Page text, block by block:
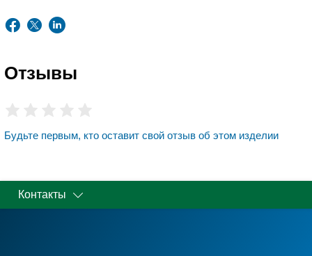
Отзывы
Будьте первым, кто оставит свой отзыв об этом изделии
Контакты